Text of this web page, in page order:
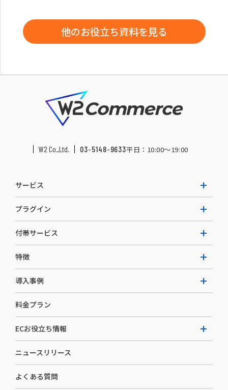
他のお役立ち資料を見る
W2 Co.,Ltd. 03-5148-9633平日：10:00〜19:00
サービス
W2 Commerce Repeat
W2 Commerce BtoB
W2 Commerce Asia
プラグイン
AI buddy
付帯サービス
EC運用構築支援・運用支援
カスタマーサクセス
セキュリティ
デザイン制作
コンサルティング
特徴
選ばれる理由
開発体制
導入事例
導入企業一覧
料金プラン
ECお役立ち情報
お役立ち資料
ニュースリリース
よくある質問